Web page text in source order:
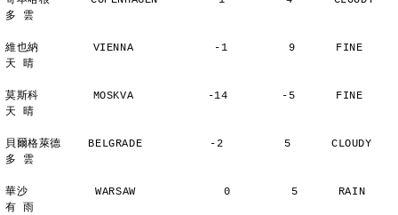
多 雲
維也納        VIENNA            -1         9      FINE
天 晴
莫斯科        MOSKVA           -14        -5      FINE
天 晴
貝爾格萊德    BELGRADE          -2         5      CLOUDY
多 雲
華沙          WARSAW             0         5      RAIN
有 雨